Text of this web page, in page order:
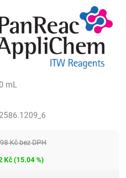
mL
Kčbez DPH
Kč(15.04%)